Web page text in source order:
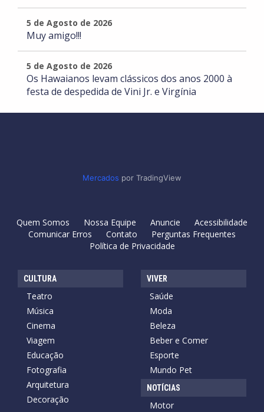
5 de Agosto de 2026
Muy amigo!!!
5 de Agosto de 2026
Os Hawaianos levam clássicos dos anos 2000 à
festa de despedida de Vini Jr. e Virgínia
Mercados por TradingView
Quem Somos Nossa Equipe Anuncie
Acessibilidade
Comunicar Erros
Contato
Perguntas Frequentes
Política de Privacidade
CULTURA
Teatro
Música
Cinema
Viagem
Educação
Fotografia
Arquitetura
Decoração
VIVER
Saúde
Moda
Beleza
Beber e Comer
Esporte
Mundo Pet
NOTÍCIAS
Motor